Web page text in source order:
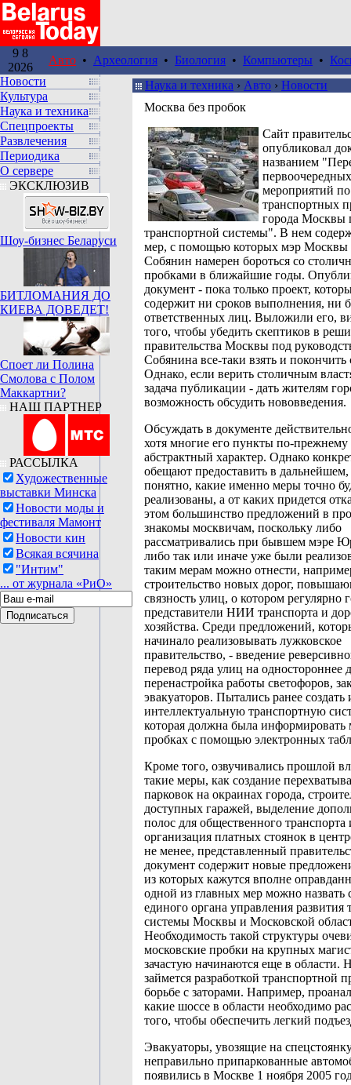
9 8
2026
Авто • Археология • Биология • Компьютеры •
Новости
Культура
Наука и техника
Спецпроекты
Развлечения
Периодика
О сервере
ЭКСКЛЮЗИВ
Шоу-бизнес Беларуси
БИТЛОМАНИЯ ДО
КИЕВА ДОВЕДЕТ!
Споет ли Полина
Смолова с Полом
Маккартни?
НАШ ПАРТНЕР
РАССЫЛКА
Художественные
выставки Минска
Новости моды и
фестиваля Мамонт
Новости кин
Всякая всячина
"Интим"
... от журнала «РиО»
Наука и техника › Авто › Новости
Москва без пробок
Сайт
опубликовал
названием
первоочередных
мероприятий
транспортных
города Москвы
транспортной системы". В нем
мер, с помощью которых мэр Москвы
Собянин намерен бороться со
пробками в ближайшие годы.
документ - пока только проект,
содержит ни сроков выполнения, ни
ответственных лиц. Выложили его,
того, чтобы убедить скептиков в
правительства Москвы под
Собянина все-таки взять и
Однако, если верить столичным
задача публикации - дать жителям
возможность обсудить нововведения.
Обсуждать в документе
хотя многие его пункты по-прежнему
абстрактный характер. Однако
обещают предоставить в дальнейшем,
понятно, какие именно меры точно
реализованы, а от каких придется
этом большинство предложений в
знакомы москвичам, поскольку либо
рассматривались при бывшем мэре
либо так или иначе уже были
таким мерам можно отнести,
строительство новых дорог,
связность улиц, о котором регулярно
представители НИИ транспорта и
хозяйства. Среди предложений,
начинало реализовывать лужковское
правительство, - введение
перевод ряда улиц на одностороннее
перенастройка работы светофоров,
эвакуаторов. Пытались ранее создать
интеллектуальную транспортную
которая должна была информировать
пробках с помощью электронных
Кроме того, озвучивались прошлой
такие меры, как создание
парковок на окраинах города,
доступных гаражей, выделение
полос для общественного транспорта
организация платных стоянок в
не менее, представленный
документ содержит новые
из которых кажутся вполне
одной из главных мер можно назвать
единого органа управления развития
системы Москвы и Московской
Необходимость такой структуры
московские пробки на крупных
зачастую начинаются еще в области.
займется разработкой транспортной
борьбе с заторами. Например,
какие шоссе в области необходимо
того, чтобы обеспечить легкий
Эвакуаторы, увозящие на
неправильно припаркованные
появились в Москве 1 ноября 2005